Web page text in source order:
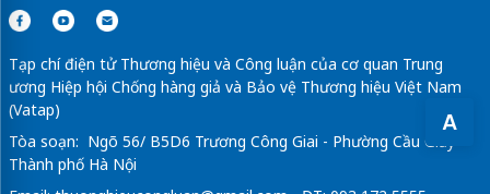
A
Tạp chí điện tử Thương hiệu và Công luận của cơ quan Trung
ương Hiệp hội Chống hàng giả và Bảo vệ Thương hiệu Việt Nam
(Vatap)
Tòa soạn: Ngõ 56/ B5D6 Trương Công Giai - Phường Cầu Giấy -
Thành phố Hà Nội